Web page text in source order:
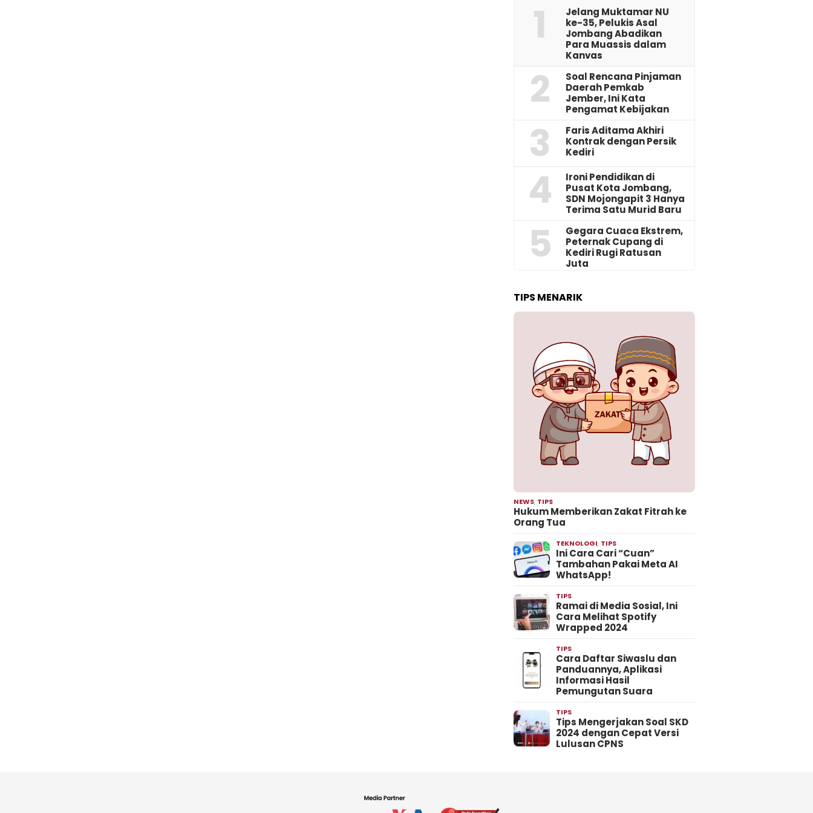
1
Jelang Muktamar NU
ke-35, Pelukis Asal
Jombang Abadikan
Para Muassis dalam
Kanvas
2
‎Soal Rencana Pinjaman
Daerah Pemkab
Jember, Ini Kata
Pengamat Kebijakan ‎
3
Faris Aditama Akhiri
Kontrak dengan Persik
Kediri
4
Ironi Pendidikan di
Pusat Kota Jombang,
SDN Mojongapit 3 Hanya
Terima Satu Murid Baru
5
‎Gegara Cuaca Ekstrem,
Peternak Cupang di
Kediri Rugi Ratusan
Juta
TIPS MENARIK
NEWS, TIPS
Hukum Memberikan Zakat Fitrah ke
Orang Tua
TEKNOLOGI, TIPS
Ini Cara Cari “Cuan”
Tambahan Pakai Meta AI
WhatsApp!
TIPS
Ramai di Media Sosial, Ini
Cara Melihat Spotify
Wrapped 2024
TIPS
Cara Daftar Siwaslu dan
Panduannya, Aplikasi
Informasi Hasil
Pemungutan Suara
TIPS
Tips Mengerjakan Soal SKD
2024 dengan Cepat Versi
Lulusan CPNS